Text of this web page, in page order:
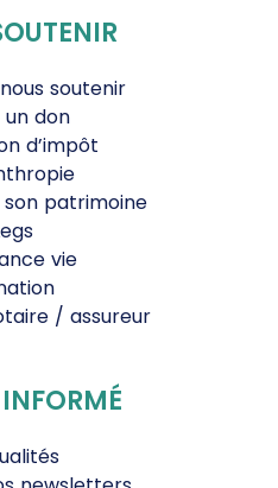
soutenir
un don
d’impôt
patrimoine
vie
/ assureur
INFORMÉ